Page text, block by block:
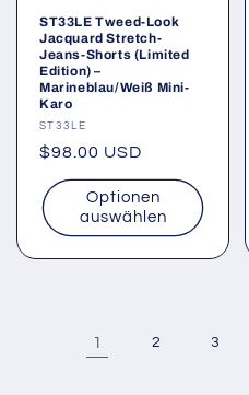
ST33LE Tweed-Look
Jacquard Stretch-
Jeans-Shorts (Limited
Edition) –
Marineblau/Weiß Mini-
Karo
Anbieter:
ST33LE
Normaler
Preis
$98.00 USD
Optionen
auswählen
1 2 3